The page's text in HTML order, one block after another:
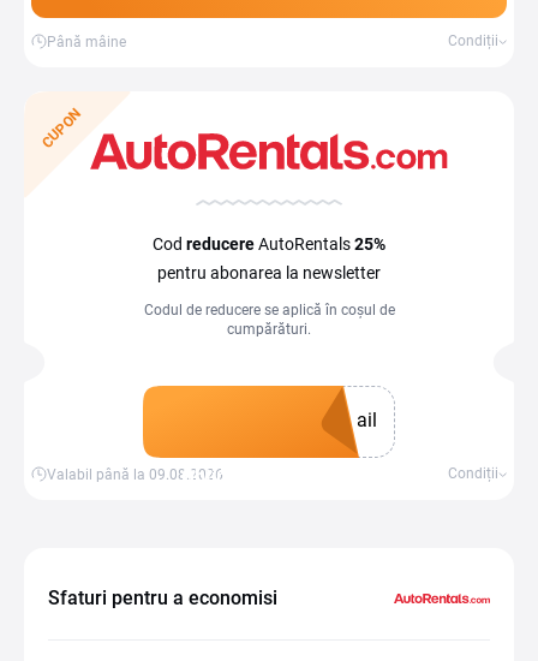
Până mâine Condiții
CUPON
Cod reducereAutoRentals25%
pentru abonarea la newsletter
Codul de reducere se aplică în coșul de
cumpărături.
Obține un cupon
ail
Valabil până la 09.08.2026 Condiții
Sfaturi pentru a economisi